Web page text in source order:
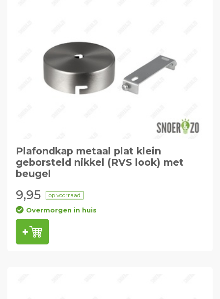
Plafondkap metaal plat klein
geborsteld nikkel (RVS look) met
beugel
9,95 op voorraad
Overmorgen in huis